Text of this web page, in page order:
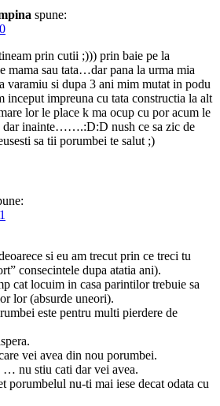
spune:
prin cutii ;))) prin baie pe la
mama sau tata…dar pana la urma mia
varamiu si dupa 3 ani mim mutat in podu
inceput impreuna cu tata constructia la alt
lor le place k ma ocup cu por acum le
dar inainte…….:D:D nush ce sa zic de
sa tii porumbei te salut ;)
si eu am trecut prin ce treci tu
consecintele dupa atatia ani).
cat locuim in casa parintilor trebuie sa
lor (absurde uneori).
este pentru multi pierdere de
vei avea din nou porumbei.
… nu stiu cati dar vei avea.
porumbelul nu-ti mai iese decat odata cu